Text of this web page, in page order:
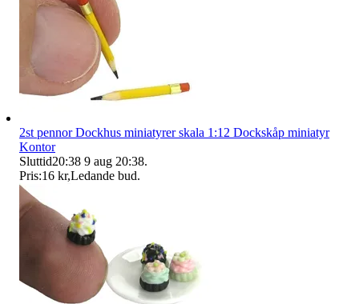
2st pennor Dockhus miniatyrer skala 1:12 Dockskåp miniatyr
Kontor
Sluttid20:38 9 aug 20:38.
Pris:16 kr,Ledande bud.